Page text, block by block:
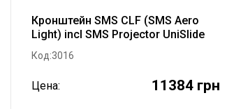
Кронштейн SMS CLF (SMS Aero
Light) incl SMS Projector UniSlide
1000 mm
Код:3016
Цена: 11384 грн